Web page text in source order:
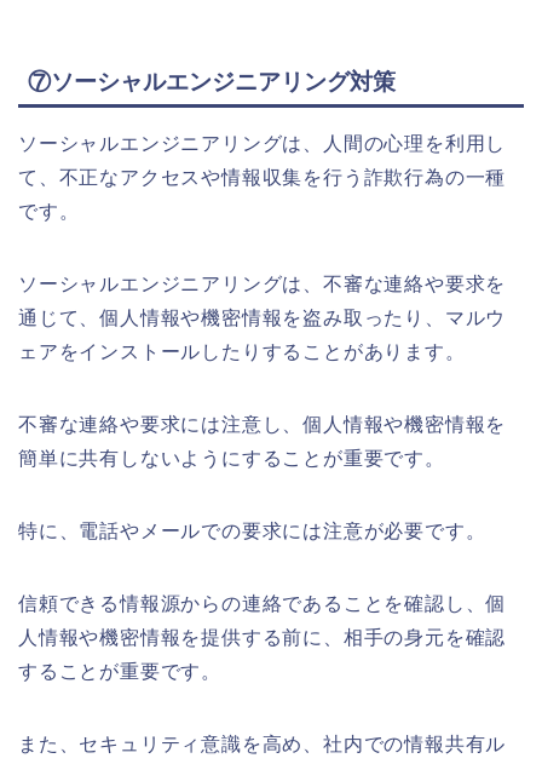
⑦ソーシャルエンジニアリング対策
ソーシャルエンジニアリングは、人間の心理を利用し
て、不正なアクセスや情報収集を行う詐欺行為の一種
です。
ソーシャルエンジニアリングは、不審な連絡や要求を
通じて、個人情報や機密情報を盗み取ったり、マルウ
ェアをインストールしたりすることがあります。
不審な連絡や要求には注意し、個人情報や機密情報を
簡単に共有しないようにすることが重要です。
特に、電話やメールでの要求には注意が必要です。
信頼できる情報源からの連絡であることを確認し、個
人情報や機密情報を提供する前に、相手の身元を確認
することが重要です。
また、セキュリティ意識を高め、社内での情報共有ル